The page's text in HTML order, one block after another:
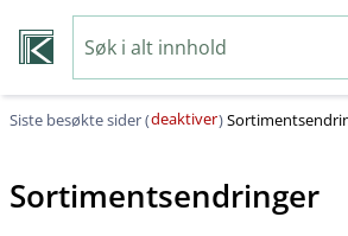
Siste besøkte sider (deaktiver)
Sortimentsendringer